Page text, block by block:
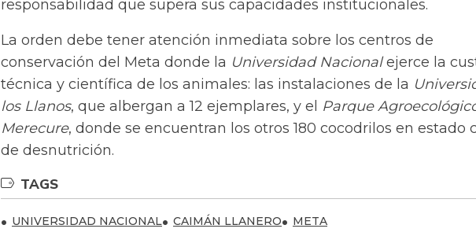
responsabilidad que supera sus capacidades institucionales.
La orden debe tener atención inmediata sobre los centros de
conservación del Meta donde la Universidad Nacionalejerce la
técnica y científica de los animales: las instalaciones de la
los Llanos, que albergan a 12 ejemplares, y el Parque
Merecure, donde se encuentran los otros 180 cocodrilos en estado
de desnutrición.
TAGS
UNIVERSIDAD NACIONAL CAIMÁN LLANERO META